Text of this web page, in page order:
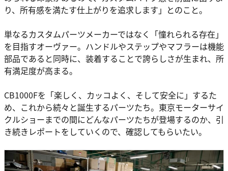
り、所有感を満たす仕上がりを追求します」とのこと。
単なるカスタムパーツメーカーではなく「憧れられる存在」
を目指すオーヴァー。ハンドルやステップやマフラーは機能
部品であると同時に、装着することで誇らしさが生まれ、所
有満足度が高まる。
CB1000Fを「楽しく、カッコよく、そして安全に」するた
め、これから続々と誕生するパーツたち。東京モーターサイ
クルショーまでの間にどんなパーツたちが登場するのか、引
き続きレポートをしていくので、確認してもらいたい。